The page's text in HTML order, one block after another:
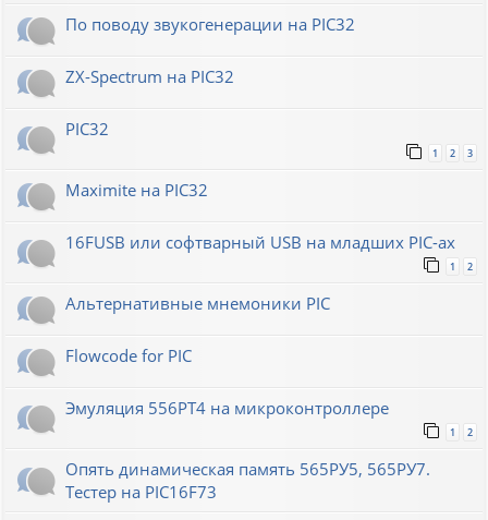
По поводу звукогенерации на PIC32
ZX-Spectrum на PIC32
PIC32
1 2 3
Maximite на PIC32
16FUSB или софтварный USB на младших PIC-ах
1 2
Альтернативные мнемоники PIC
Flowcode for PIC
Эмуляция 556РТ4 на микроконтроллере
1 2
Опять динамическая память 565РУ5, 565РУ7.
Тестер на PIC16F73